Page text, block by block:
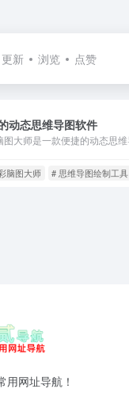
更新 浏览 点赞
动态思维导图软件
脑图大师 # 思维导图绘制工具
用网址导航！